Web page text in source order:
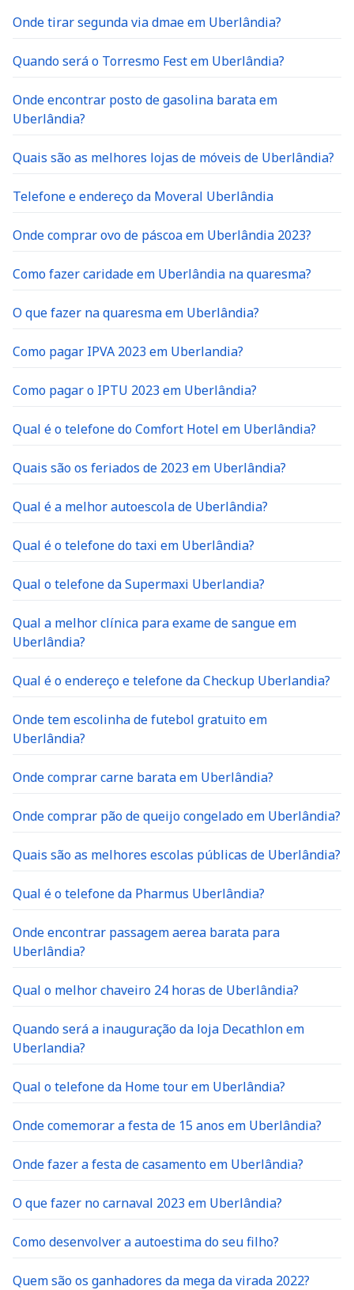
Onde tirar segunda via dmae em Uberlândia?
Quando será o Torresmo Fest em Uberlândia?
Onde encontrar posto de gasolina barata em
Uberlândia?
Quais são as melhores lojas de móveis de Uberlândia?
Telefone e endereço da Moveral Uberlândia
Onde comprar ovo de páscoa em Uberlândia 2023?
Como fazer caridade em Uberlândia na quaresma?
O que fazer na quaresma em Uberlândia?
Como pagar IPVA 2023 em Uberlandia?
Como pagar o IPTU 2023 em Uberlândia?
Qual é o telefone do Comfort Hotel em Uberlândia?
Quais são os feriados de 2023 em Uberlândia?
Qual é a melhor autoescola de Uberlândia?
Qual é o telefone do taxi em Uberlândia?
Qual o telefone da Supermaxi Uberlandia?
Qual a melhor clínica para exame de sangue em
Uberlândia?
Qual é o endereço e telefone da Checkup Uberlandia?
Onde tem escolinha de futebol gratuito em
Uberlândia?
Onde comprar carne barata em Uberlândia?
Onde comprar pão de queijo congelado em Uberlândia?
Quais são as melhores escolas públicas de Uberlândia?
Qual é o telefone da Pharmus Uberlândia?
Onde encontrar passagem aerea barata para
Uberlândia?
Qual o melhor chaveiro 24 horas de Uberlândia?
Quando será a inauguração da loja Decathlon em
Uberlandia?
Qual o telefone da Home tour em Uberlândia?
Onde comemorar a festa de 15 anos em Uberlândia?
Onde fazer a festa de casamento em Uberlândia?
O que fazer no carnaval 2023 em Uberlândia?
Como desenvolver a autoestima do seu filho?
Quem são os ganhadores da mega da virada 2022?